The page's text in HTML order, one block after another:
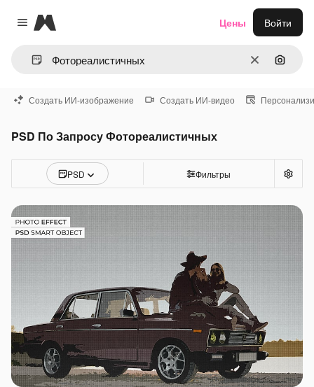
Close menu
Magnific
ОчиститьПоиск
Цены Войти
Создать ИИ-изображение Создать ИИ-видео
PSD По Запросу Фотореалистичных
PSD Фильтры